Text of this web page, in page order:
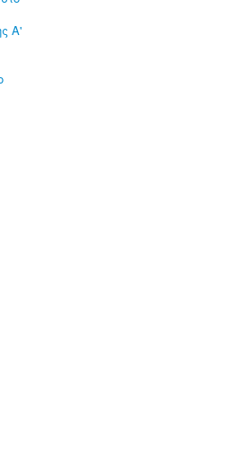
Α'